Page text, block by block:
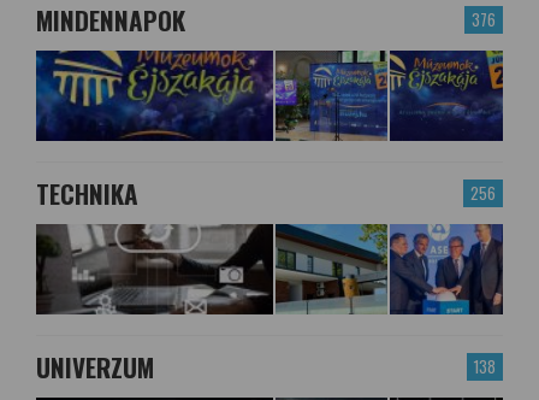
376
MINDENNAPOK
256
TECHNIKA
138
UNIVERZUM